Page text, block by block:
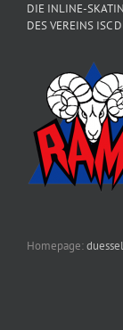
DIE INLINE-
DES VEREINS ISC
Homepage: